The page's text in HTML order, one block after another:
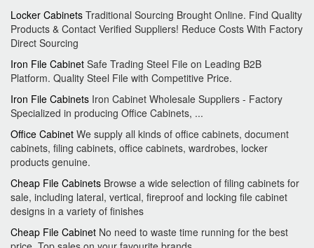
Locker Cabinets Traditional Sourcing Brought Online. Find Quality
Products & Contact Verified Suppliers! Reduce Costs With Factory
Direct Sourcing
Iron File Cabinet Safe Trading Steel File on Leading B2B
Platform. Quality Steel File with Competitive Price.
Iron File Cabinets Iron Cabinet Wholesale Suppliers - Factory
Specialized in producing Office Cabinets, ...
Office Cabinet We supply all kinds of office cabinets, document
cabinets, filing cabinets, office cabinets, wardrobes, locker
products genuine.
Cheap File Cabinets Browse a wide selection of filing cabinets for
sale, including lateral, vertical, fireproof and locking file cabinet
designs in a variety of finishes
Cheap File Cabinet No need to waste time running for the best